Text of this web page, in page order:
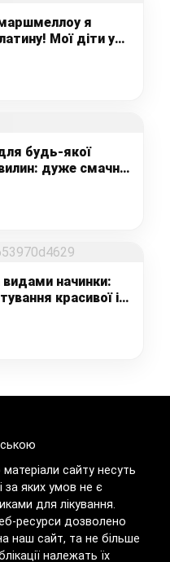
я
Мої діти у
будь-якої
дуже смачна,
– простий
начинки:
красивої і
чаю
сайту несуть
за яких умов не є
для лікування.
ресурси дозволено
наш сайт, та не більше
належать їх